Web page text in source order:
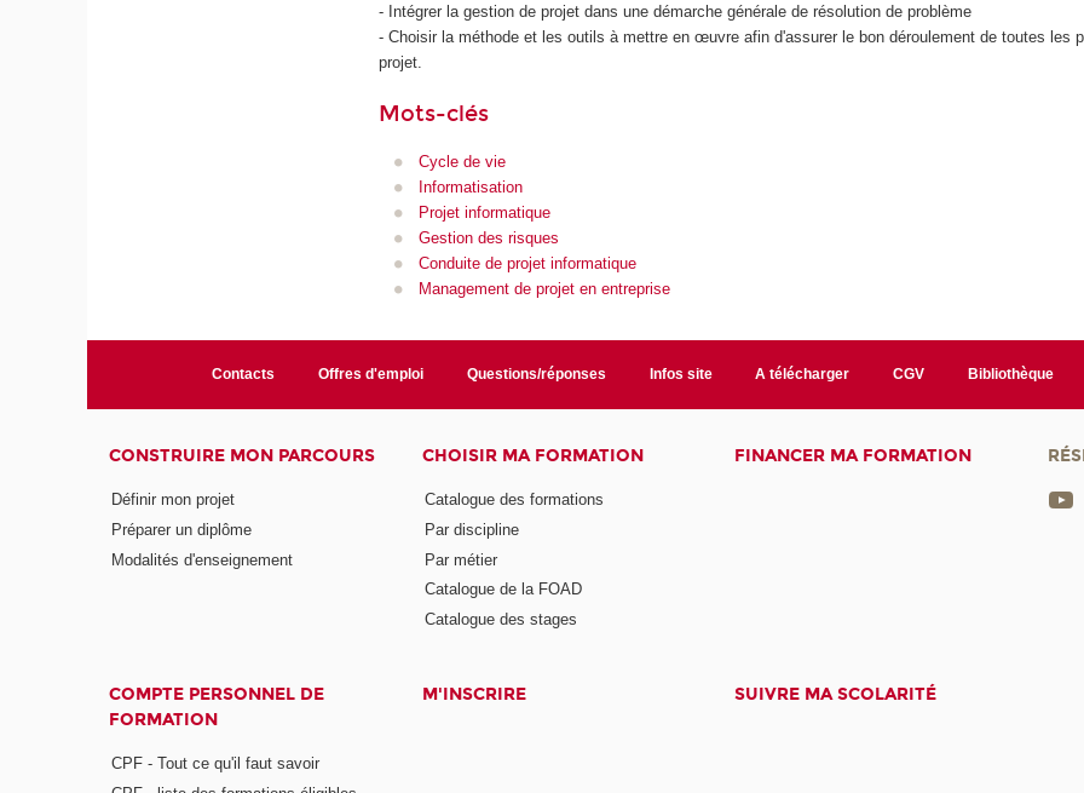
- Intégrer la gestion de projet dans une démarche générale de résolution de problème
- Choisir la méthode et les outils à mettre en œuvre afin d'assurer le bon déroulement de toutes les
projet.
Mots-clés
Cycle de vie
Informatisation
Projet informatique
Gestion des risques
Conduite de projet informatique
Management de projet en entreprise
Contacts Offres d'emploi Questions/réponses Infos site A télécharger CGV Bibliothèque
CONSTRUIRE MON PARCOURS
Définir mon projet
Préparer un diplôme
Modalités d'enseignement
CHOISIR MA FORMATION
Catalogue des formations
Par discipline
Par métier
Catalogue de la FOAD
Catalogue des stages
FINANCER MA FORMATION
COMPTE PERSONNEL DE
FORMATION
CPF - Tout ce qu'il faut savoir
M'INSCRIRE SUIVRE MA SCOLARITÉ